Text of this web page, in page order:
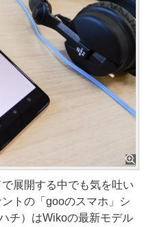
展開する中でも気を吐い
トの「gooのスマホ」シ
チ）はWikoの最新モデル